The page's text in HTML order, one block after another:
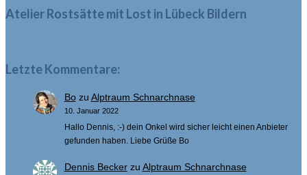
Atelier Rostsätte mit Lost in Lübeck Bildern
Letzte Kommentare:
Bozu Alptraum Schnarchnase
10. Januar 2022
Hallo Dennis, :-) dein Onkel wird sicher leicht einen Anbieter
gefunden haben. Liebe Grüße Bo
Dennis Beckerzu Alptraum Schnarchnase